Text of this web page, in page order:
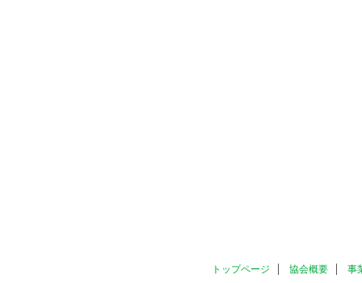
トップページ 協会概要 事